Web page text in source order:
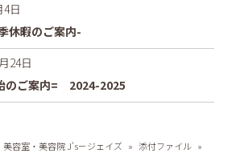
4日
休暇のご案内-
24日
のご案内= 2024-2025
容室・美容院 J's－ジェイズ » 添付ファイル »